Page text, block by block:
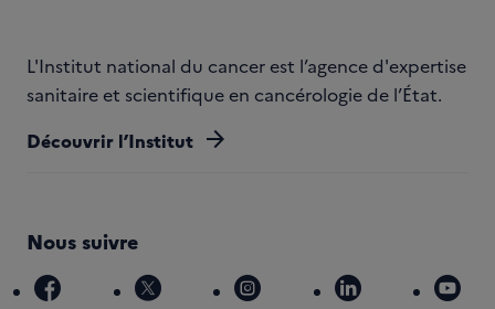
L'Institut national du cancer est l’agence d'expertise
sanitaire et scientifique en cancérologie de l’État.
Découvrir l’Institut arrow_forward
Nous suivre
facebook x instagram linkedin